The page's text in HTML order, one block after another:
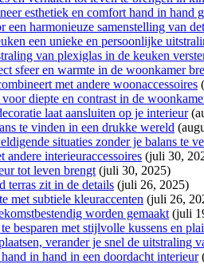
esthetiek en comfort hand in hand
harmonieuze samenstelling van
een unieke en persoonlijke
van plexiglas in de keuken
sfeer en warmte in de woonkamer
met andere woonaccessoires
diepte en contrast in de
laat aansluiten op je interieur
te vinden in een drukke wereld
situaties zonder je balans te
interieuraccessoires (juli 30,
tot leven brengt (juli 30, 2025)
terras zit in de details (juli 26, 2025)
met subtiele kleuraccenten (juli 26,
worden gemaakt (juli
besparen met stijlvolle kussens en
verander je snel de uitstraling
in hand in een doordacht interieur